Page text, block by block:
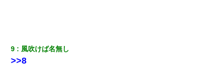
【衝撃】ヤンキー女に「サせて」って言った結果
9 風吹けば名無し
>>8